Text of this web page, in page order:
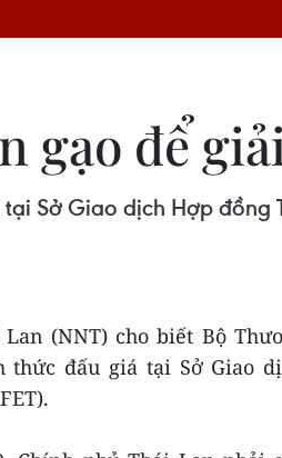
gạo để
Sở Giao dịch Hợp
(NNT) cho biết Bộ
đấu giá tại Sở Giao